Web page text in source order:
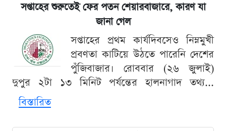
সপ্তাহের শুরুতেই ফের পতন শেয়ারবাজারে, কারণ যা
জানা গেল
সপ্তাহের প্রথম কার্যদিবসেও নিম্নমুখী
প্রবণতা কাটিয়ে উঠতে পারেনি দেশের
পুঁজিবাজার। রোববার (২৬ জুলাই)
দুপুর ২টা ১৩ মিনিট পর্যন্তের হালনাগাদ তথ্য...
বিস্তারিত